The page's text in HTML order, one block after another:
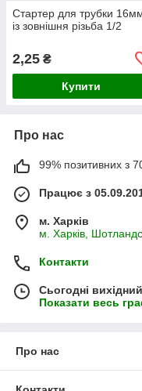
Стартер для трубки
із зовнішня різьба 1/2
2,25 ₴
Купити
Про нас
99% позитивних з 70
Працює з
м. Харків
м. Харків,
Контакти
Сьогодні вихідний
Показати весь
Про нас